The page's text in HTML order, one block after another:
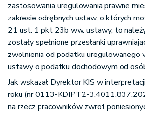
zastosowania uregulowania prawne
zakresie odrębnych ustaw, o których
21 ust. 1 pkt 23b ww. ustawy, to
zostały spełnione przesłanki
zwolnienia od podatku uregulowanego
ustawy o podatku dochodowym od
Jak wskazał Dyrektor KIS w
roku (nr 0113-KDIPT2-
na rzecz pracowników zwrot